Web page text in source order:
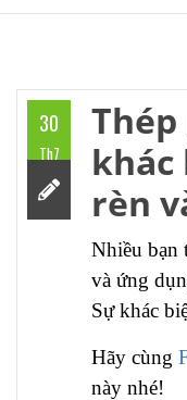
30
Th7
Thép
rèn
Nhiều bạn
và ứng
Sự khác
Hãy cùng
này nhé!